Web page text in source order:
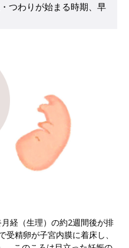
つわりが始まる時期、早
経（生理）の約2週間後が排
精卵が子宮内膜に着床し、